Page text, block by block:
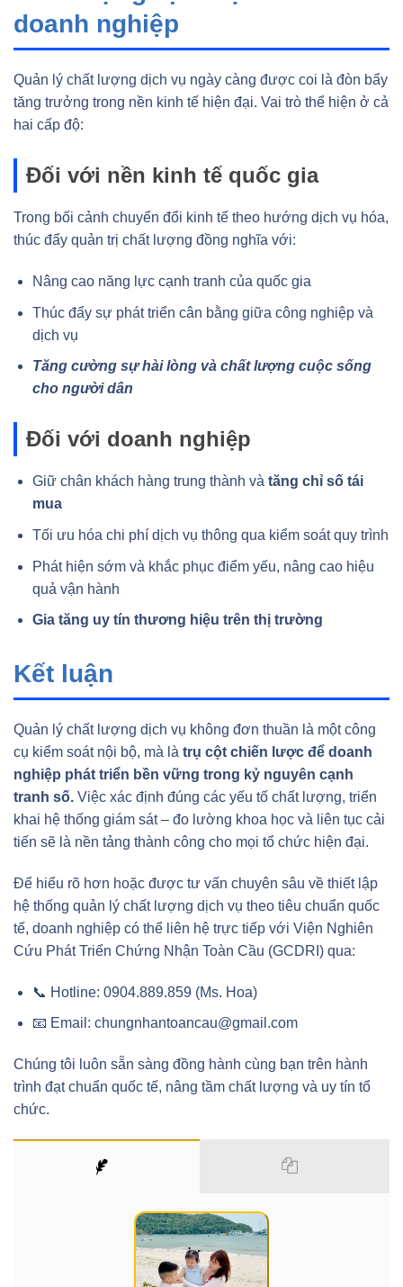
doanh nghiệp
Quản lý chất lượng dịch vụ ngày càng được coi là đòn bẩy
tăng trưởng trong nền kinh tế hiện đại. Vai trò thể hiện ở cả
hai cấp độ:
Đối với nền kinh tế quốc gia
Trong bối cảnh chuyển đổi kinh tế theo hướng dịch vụ hóa,
thúc đẩy quản trị chất lượng đồng nghĩa với:
Nâng cao năng lực cạnh tranh của quốc gia
Thúc đẩy sự phát triển cân bằng giữa công nghiệp và
dịch vụ
Tăng cường sự hài lòng và chất lượng cuộc sống
cho người dân
Đối với doanh nghiệp
Giữ chân khách hàng trung thành và tăng chỉ số tái
mua
Tối ưu hóa chi phí dịch vụ thông qua kiểm soát quy trình
Phát hiện sớm và khắc phục điểm yếu, nâng cao hiệu
quả vận hành
Gia tăng uy tín thương hiệu trên thị trường
Kết luận
Quản lý chất lượng dịch vụ không đơn thuần là một công
cụ kiểm soát nội bộ, mà là trụ cột chiến lược để doanh
nghiệp phát triển bền vững trong kỷ nguyên cạnh
tranh số. Việc xác định đúng các yếu tố chất lượng, triển
khai hệ thống giám sát – đo lường khoa học và liên tục cải
tiến sẽ là nền tảng thành công cho mọi tổ chức hiện đại.
Để hiểu rõ hơn hoặc được tư vấn chuyên sâu về thiết lập
hệ thống quản lý chất lượng dịch vụ theo tiêu chuẩn quốc
tế, doanh nghiệp có thể liên hệ trực tiếp với Viện Nghiên
Cứu Phát Triển Chứng Nhận Toàn Cầu (GCDRI) qua:
📞 Hotline: 0904.889.859 (Ms. Hoa)
📧 Email: chungnhantoancau@gmail.com
Chúng tôi luôn sẵn sàng đồng hành cùng bạn trên hành
trình đạt chuẩn quốc tế, nâng tầm chất lượng và uy tín tổ
chức.